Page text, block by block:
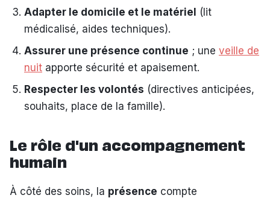
Adapter le domicile et le matériel
(lit
médicalisé, aides techniques).
Assurer une présence continue ; une veille de
nuit apporte sécurité et apaisement.
Respecter les volontés (directives anticipées,
souhaits, place de la famille).
Le rôle d'un accompagnement
humain
À côté des soins, la présence compte